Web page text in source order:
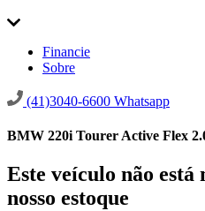
Financie
Sobre
(41)3040-6600 Whatsapp
BMW 220i Tourer Active Flex
Este veículo não está
nosso estoque